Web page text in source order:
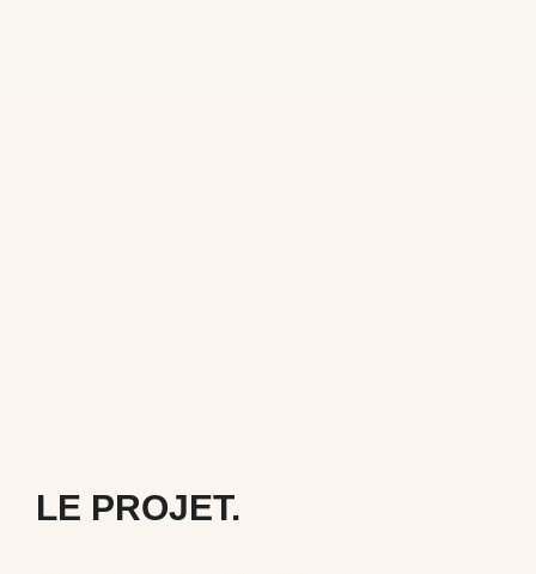
LE PROJET.